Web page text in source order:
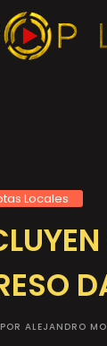
Locales
POR ALEJANDRO